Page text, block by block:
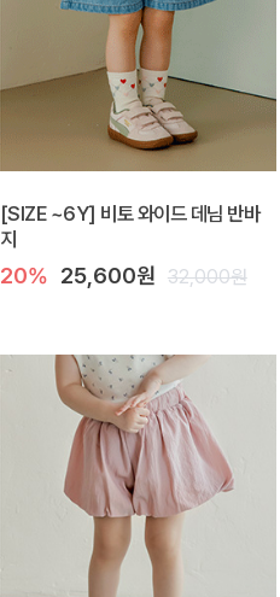
[SIZE ~6Y] 비토 와이드 데님 반바
지
20% 25,600원 32,000원